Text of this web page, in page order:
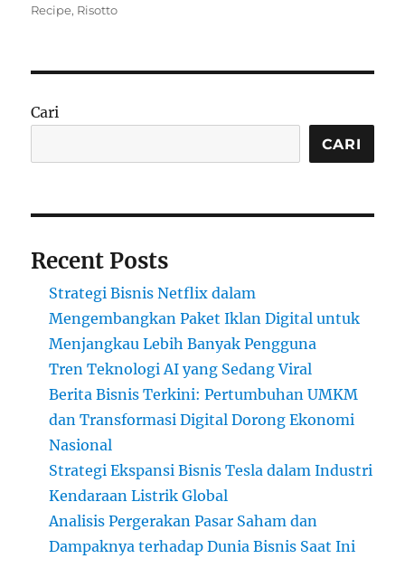
on
Recipe, Risotto
Cari
CARI
Recent Posts
Strategi Bisnis Netflix dalam
Mengembangkan Paket Iklan Digital untuk
Menjangkau Lebih Banyak Pengguna
Tren Teknologi AI yang Sedang Viral
Berita Bisnis Terkini: Pertumbuhan UMKM
dan Transformasi Digital Dorong Ekonomi
Nasional
Strategi Ekspansi Bisnis Tesla dalam Industri
Kendaraan Listrik Global
Analisis Pergerakan Pasar Saham dan
Dampaknya terhadap Dunia Bisnis Saat Ini